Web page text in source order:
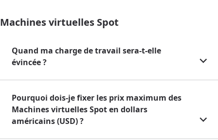
Machines virtuelles Spot
Quand ma charge de travail sera-t-elle
évincée ?
Pourquoi dois-je fixer les prix maximum des
Machines virtuelles Spot en dollars
américains (USD) ?